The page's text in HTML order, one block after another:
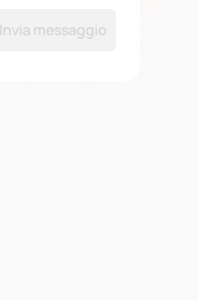
Invia messaggio